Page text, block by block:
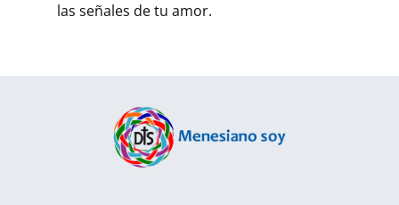
las señales de tu amor.